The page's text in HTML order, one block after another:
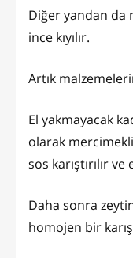
Diğer yandan da
ince kıyılır.
Artık
El yakmayacak
olarak mercimekli
sos karıştırılır
Daha sonra
homojen bir